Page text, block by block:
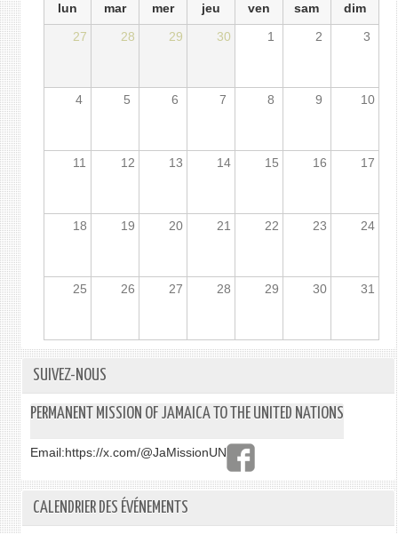
lun mar mer jeu ven sam
dim
27
28 29 30 1 2 3
4 5 6 7 8 9 10
11 12 13 14 15 16 17
18 19 20 21 22 23 24
25 26 27 28 29 30 31
SUIVEZ-NOUS
PERMANENT MISSION OF JAMAICA TO THE UNITED NATIONS
Email:https://x.com/@JaMissionUN
CALENDRIER DES ÉVÉNEMENTS